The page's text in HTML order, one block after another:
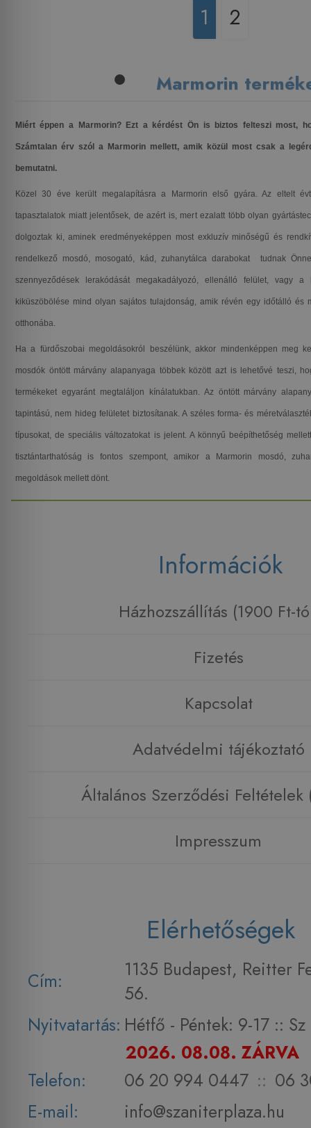
1
2
Marmorin
Miért éppen a Marmorin? Ezt a kérdést Ön is biztos felteszi most,
Számtalan érv szól a Marmorin mellett, amik közül most csak a
bemutatni.
Közel 30 éve került megalapításra a Marmorin első gyára. Az eltelt
tapasztalatok miatt jelentősek, de azért is, mert ezalatt több olyan
dolgoztak ki, aminek eredményeképpen most exkluzív minőségű és
rendelkező mosdó, mosogató, kád, zuhanytálca darabokat tudnak
szennyeződések lerakódását megakadályozó, ellenálló felület, vagy a
kiküszöbölése mind olyan sajátos tulajdonság, amik révén egy időtálló és
otthonába.
Ha a fürdőszobai megoldásokról beszélünk, akkor mindenképpen meg
mosdók öntött márvány alapanyaga többek között azt is lehetővé teszi,
termékeket egyaránt megtaláljon kínálatukban. Az öntött márvány
tapintású, nem hideg felületet biztosítanak. A széles forma- és
típusokat, de speciális változatokat is jelent. A könnyű beépíthetőség
tisztántarthatóság is fontos szempont, amikor a Marmorin mosdó,
megoldások mellett dönt.
Információk
Házhozszállítás (1900 Ft-
Fizetés
Kapcsolat
Adatvédelmi tájékoztató
Általános Szerződési Feltételek
Impresszum
Elérhetőségek
Cím:
1135 Budapest, Reitter
56.
Nyitvatartás: Hétfő - Péntek: 9-17 :: Sz
2026. 08.08. ZÁRVA
Telefon:
06 20 994 0447 :: 06
E-mail:
info@szaniterplaza.hu